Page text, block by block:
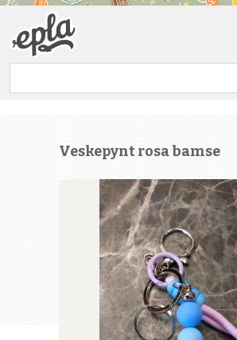
Veskepynt rosa bamse